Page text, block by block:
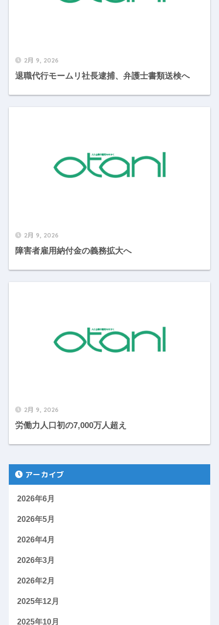
2月 9, 2026
退職代行モームリ社長逮捕、弁護士書類送検へ
2月 9, 2026
障害者雇用納付金の義務拡大へ
2月 9, 2026
労働力人口初の7,000万人超え
アーカイブ
2026年6月
2026年5月
2026年4月
2026年3月
2026年2月
2025年12月
2025年10月